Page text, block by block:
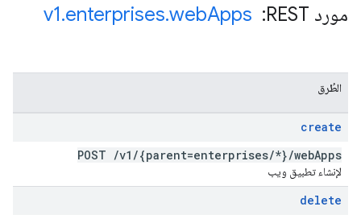
مورد REST: ‏ v1.enterprises.webApps
الطُرق
create
POST /v1 /{parent=enterprises/*}/webApps
لإنشاء تطبيق ويب
delete